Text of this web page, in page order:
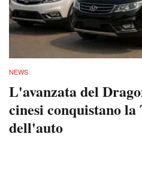
NEWS
L'avanzata del
cinesi conquistano la
dell'auto